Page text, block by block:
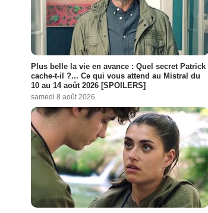
Plus belle la vie en avance : Quel secret Patrick
cache-t-il ?... Ce qui vous attend au Mistral du
10 au 14 août 2026 [SPOILERS]
samedi 8 août 2026